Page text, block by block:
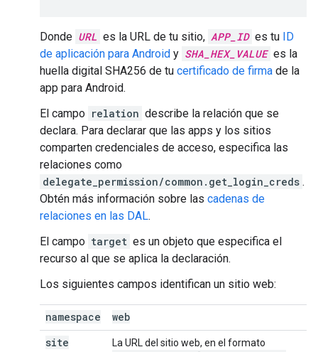
Donde URL es la URL de tu sitio, APP_ID es tu ID
de aplicación para Android y SHA_HEX_VALUE es la
huella digital SHA256 de tu certificado de firma de la
app para Android.
El campo relation describe la relación que se
declara. Para declarar que las apps y los sitios
comparten credenciales de acceso, especifica las
relaciones como
delegate_permission/common.get_login_creds .
Obtén más información sobre las cadenas de
relaciones en las DAL.
El campo target es un objeto que especifica el
recurso al que se aplica la declaración.
Los siguientes campos identifican un sitio web:
namespace
web
site
La URL del sitio web, en el formato